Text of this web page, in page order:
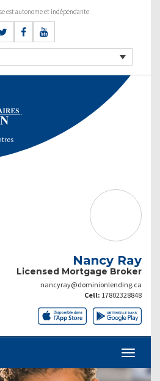
est autonome et indépendante
Nancy Ray
Licensed Mortgage Broker
nancyray@dominionlending.ca
Cell: 17802328848